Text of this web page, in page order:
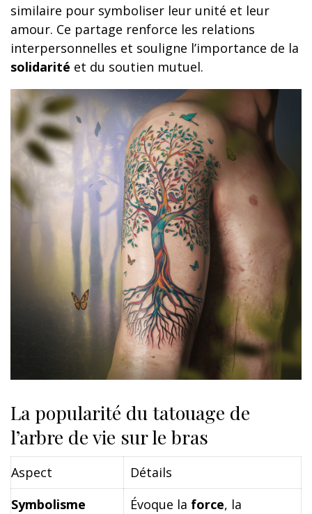
similaire pour symboliser leur unité et leur
amour. Ce partage renforce les relations
interpersonnelles et souligne l’importance de la
solidarité et du soutien mutuel.
La popularité du tatouage de
l’arbre de vie sur le bras
Aspect
Détails
Symbolisme
Évoque la force, la